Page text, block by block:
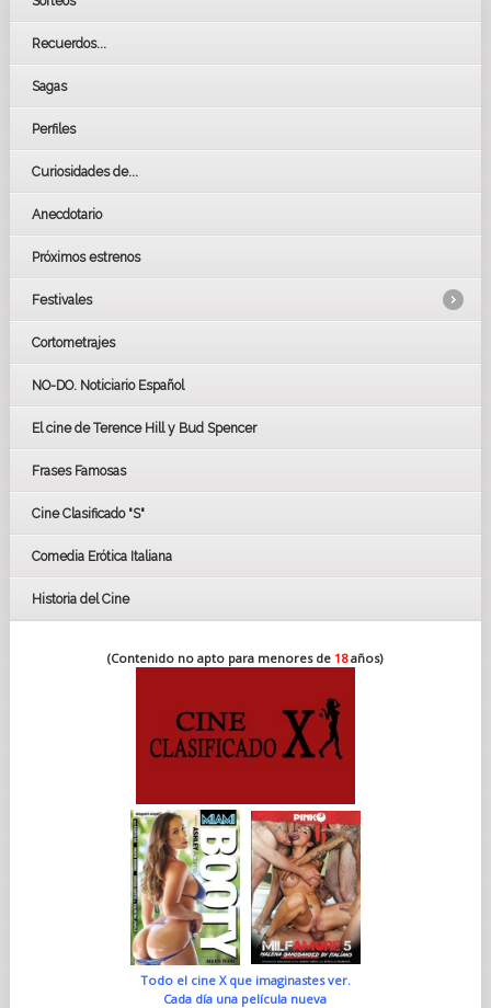
Recuerdos...
Sagas
Perfiles
Curiosidades de...
Anecdotario
Próximos estrenos
Festivales
LOS OSCARS
GOYAS
BAFTA
Cortometrajes
NO-DO. Noticiario Español
El cine de Terence Hill y Bud Spencer
Frases Famosas
Cine Clasificado "S"
Comedia Erótica Italiana
Historia del Cine
(Contenido no apto para menores de 18años)
Todo el cine X que imaginastes ver.
Cada día una película nueva